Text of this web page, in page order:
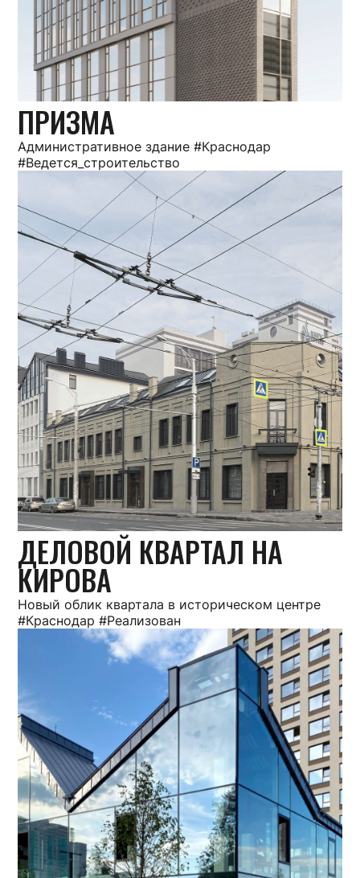
ПРИЗМА
Административное здание #Краснодар
#Ведется_строительство
ДЕЛОВОЙ КВАРТАЛ НА
КИРОВА
Новый облик квартала в историческом центре
#Краснодар #Реализован